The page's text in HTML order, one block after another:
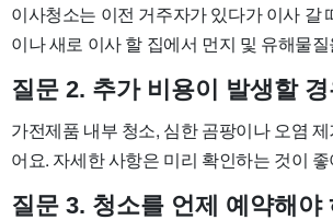
이사청소는 이전 거주자가 있다가 이사 갈
이나 새로 이사 할 집에서 먼지 및 유해물
질문 2. 추가 비용이 발생할
가전제품 내부 청소, 심한 곰팡이나 오염
어요. 자세한 사항은 미리 확인하는 것이
질문 3. 청소를 언제 예약해야